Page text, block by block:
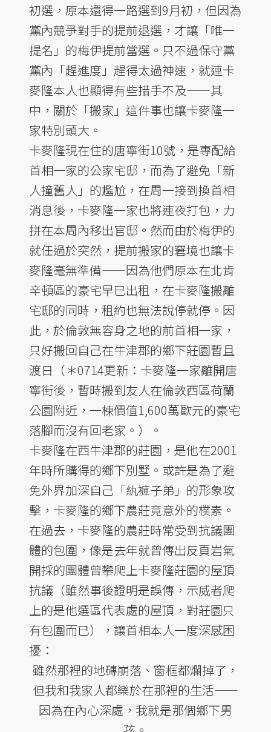
初選，原本還得一路選到9月初，但因為
黨內競爭對手的提前退選，才讓「唯一
提名」的梅伊提前當選。只不過保守黨
黨內「趕進度」趕得太過神速，就連卡
麥隆本人也顯得有些措手不及——其
中，關於「搬家」這件事也讓卡麥隆一
家特別頭大。
卡麥隆現在住的唐寧街10號，是專配給
首相一家的公家宅邸，而為了避免「新
人撞舊人」的尷尬，在周一接到換首相
消息後，卡麥隆一家也將連夜打包，力
拼在本周內移出官邸。然而由於梅伊的
就任過於突然，提前搬家的窘境也讓卡
麥隆毫無準備——因為他們原本在北肯
辛頓區的豪宅早已出租，在卡麥隆搬離
宅邸的同時，租約也無法說停就停。因
此，於倫敦無容身之地的前首相一家，
只好搬回自己在牛津郡的鄉下莊園暫且
渡日（＊0714更新：卡麥隆一家離開唐
寧街後，暫時搬到友人在倫敦西區荷蘭
公園附近，一棟價值1,600萬歐元的豪宅
落腳而沒有回老家。）。
卡麥隆在西牛津郡的莊園，是他在2001
年時所購得的鄉下別墅。或許是為了避
免外界加深自己「紈褲子弟」的形象攻
擊，卡麥隆的鄉下農莊竟意外的樸素。
在過去，卡麥隆的農莊時常受到抗議團
體的包圍，像是去年就曾傳出反頁岩氣
開採的團體曾攀爬上卡麥隆莊園的屋頂
抗議（雖然事後證明是誤傳，示威者爬
上的是他選區代表處的屋頂，對莊園只
有包圍而已），讓首相本人一度深感困
擾：
雖然那裡的地磚崩落、窗框都爛掉了，
但我和我家人都樂於在那裡的生活——
因為在內心深處，我就是那個鄉下男